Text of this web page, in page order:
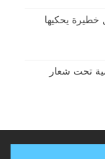
خطيرة يحكيها
تحت شعار